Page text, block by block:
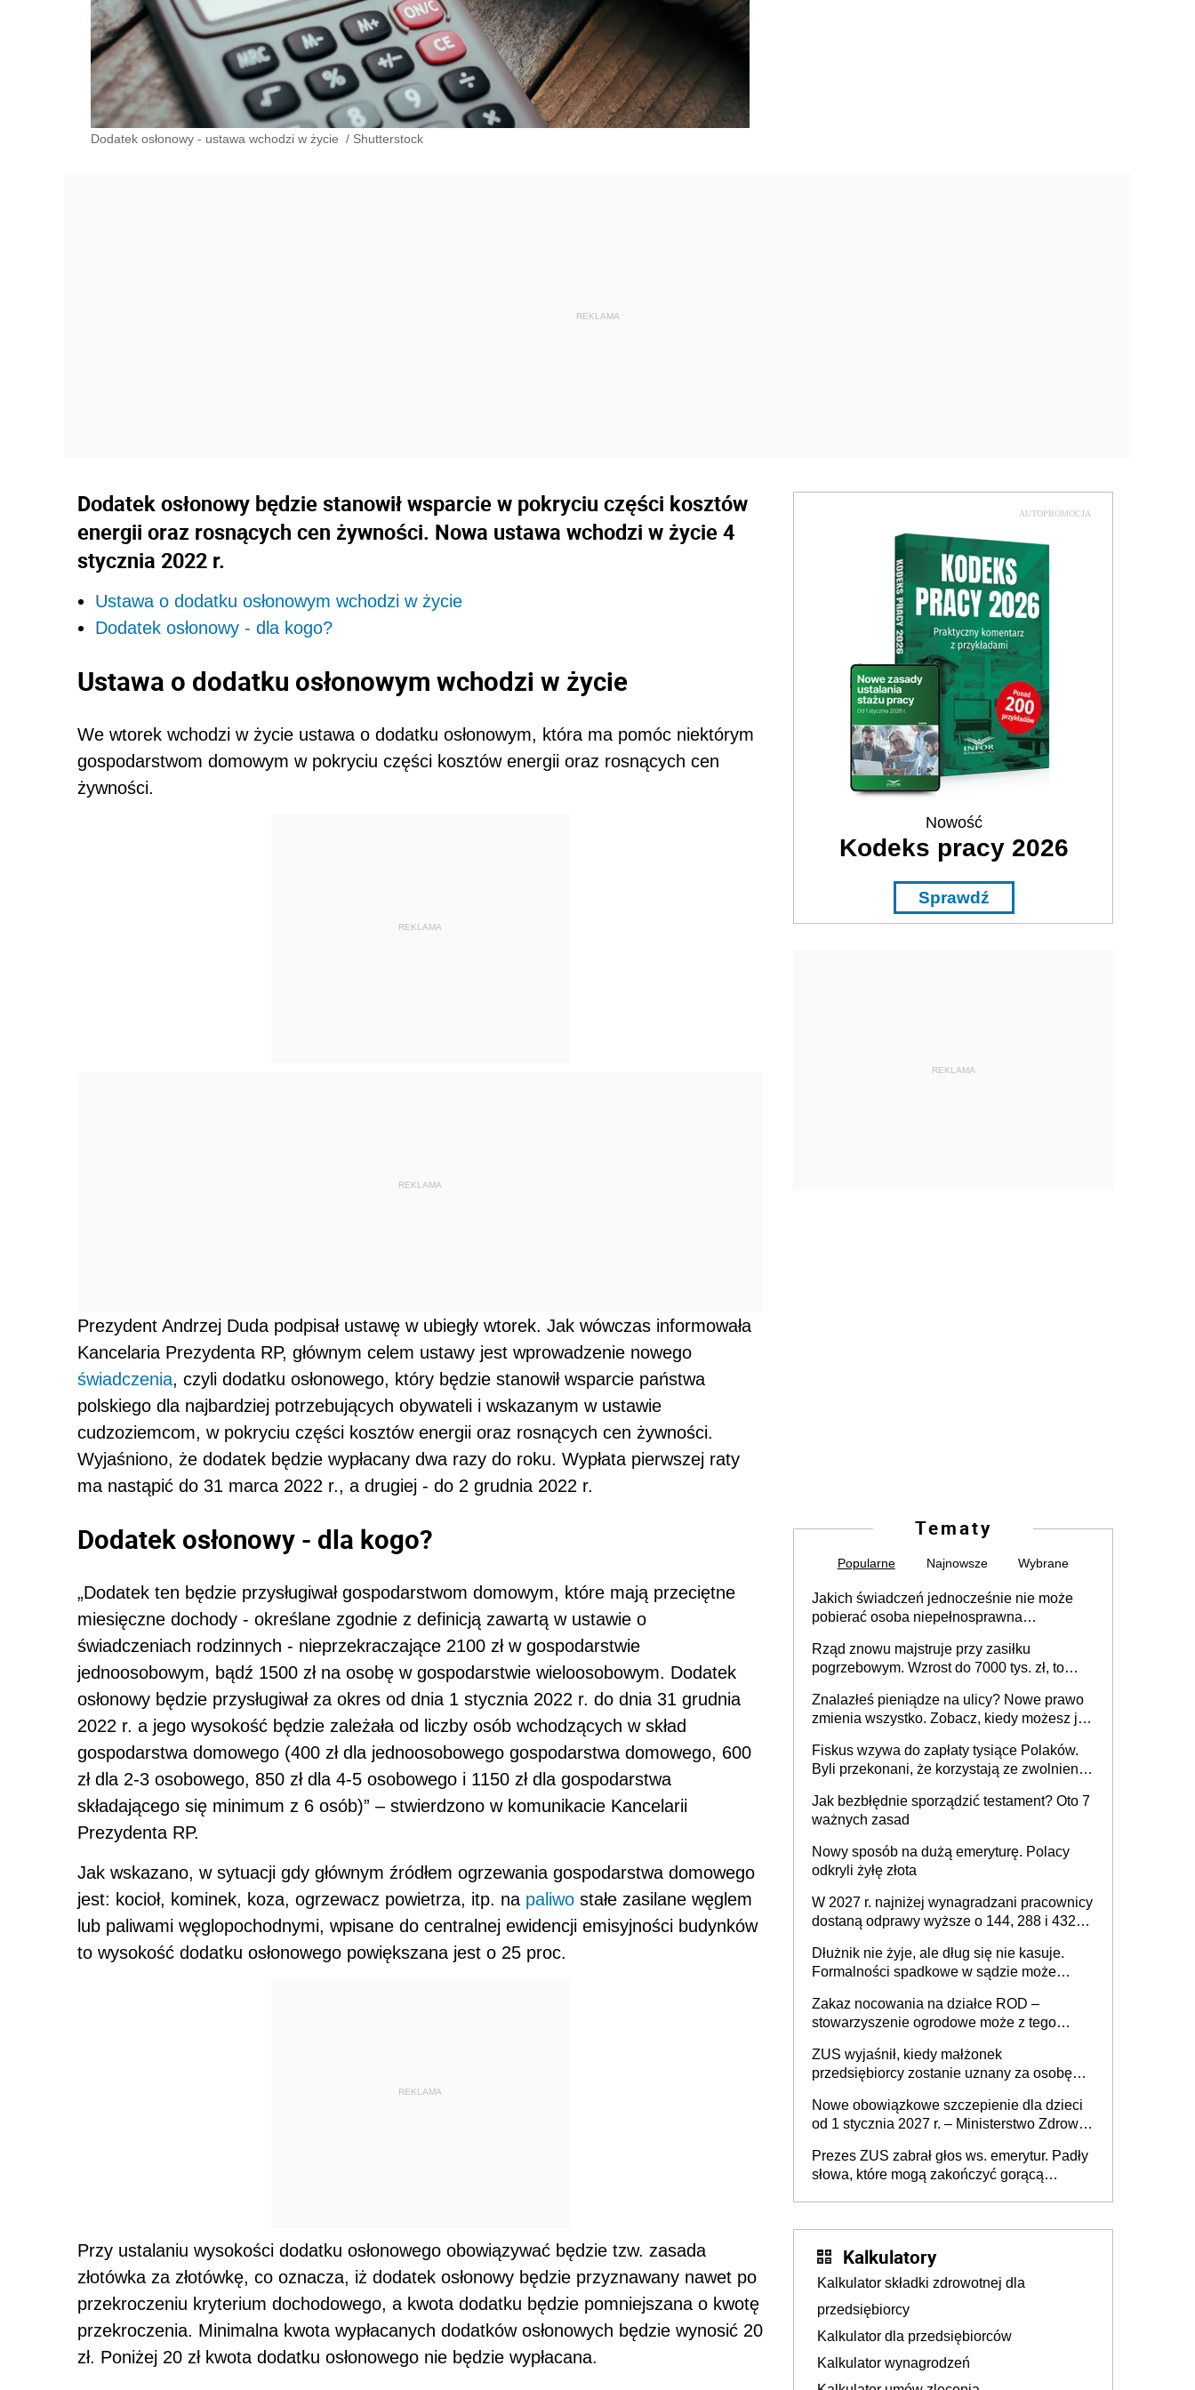
Dodatek osłonowy - ustawa wchodzi w życie / Shutterstock
Dodatek osłonowy będzie stanowił wsparcie w pokryciu części kosztów
energii oraz rosnących cen żywności. Nowa ustawa wchodzi w życie 4
stycznia 2022 r.
Ustawa o dodatku osłonowym wchodzi w życie
Dodatek osłonowy - dla kogo?
Ustawa o dodatku osłonowym wchodzi w życie
We wtorek wchodzi w życie ustawa o dodatku osłonowym, która ma pomóc niektórym
gospodarstwom domowym w pokryciu części kosztów energii oraz rosnących cen
żywności.
REKLAMA
REKLAMA
Prezydent Andrzej Duda podpisał ustawę w ubiegły wtorek. Jak wówczas informowała
Kancelaria Prezydenta RP, głównym celem ustawy jest wprowadzenie nowego
świadczenia, czyli dodatku osłonowego, który będzie stanowił wsparcie państwa
polskiego dla najbardziej potrzebujących obywateli i wskazanym w ustawie
cudzoziemcom, w pokryciu części kosztów energii oraz rosnących cen żywności.
Wyjaśniono, że dodatek będzie wypłacany dwa razy do roku. Wypłata pierwszej raty
ma nastąpić do 31 marca 2022 r., a drugiej - do 2 grudnia 2022 r.
Dodatek osłonowy - dla kogo?
„Dodatek ten będzie przysługiwał gospodarstwom domowym, które mają przeciętne
miesięczne dochody - określane zgodnie z definicją zawartą w ustawie o
świadczeniach rodzinnych - nieprzekraczające 2100 zł w gospodarstwie
jednoosobowym, bądź 1500 zł na osobę w gospodarstwie wieloosobowym. Dodatek
osłonowy będzie przysługiwał za okres od dnia 1 stycznia 2022 r. do dnia 31 grudnia
2022 r. a jego wysokość będzie zależała od liczby osób wchodzących w skład
gospodarstwa domowego (400 zł dla jednoosobowego gospodarstwa domowego, 600
zł dla 2-3 osobowego, 850 zł dla 4-5 osobowego i 1150 zł dla gospodarstwa
składającego się minimum z 6 osób)” – stwierdzono w komunikacie Kancelarii
Prezydenta RP.
Jak wskazano, w sytuacji gdy głównym źródłem ogrzewania gospodarstwa domowego
jest: kocioł, kominek, koza, ogrzewacz powietrza, itp. na paliwo stałe zasilane węglem
lub paliwami węglopochodnymi, wpisane do centralnej ewidencji emisyjności budynków
to wysokość dodatku osłonowego powiększana jest o 25 proc.
REKLAMA
Przy ustalaniu wysokości dodatku osłonowego obowiązywać będzie tzw. zasada
złotówka za złotówkę, co oznacza, iż dodatek osłonowy będzie przyznawany nawet po
przekroczeniu kryterium dochodowego, a kwota dodatku będzie pomniejszana o kwotę
przekroczenia. Minimalna kwota wypłacanych dodatków osłonowych będzie wynosić 20
zł. Poniżej 20 zł kwota dodatku osłonowego nie będzie wypłacana.
AUTOPROMOCJA
Nowość
Kodeks pracy 2026
Sprawdź
REKLAMA
Tematy
Popularne Najnowsze Wybrane
Jakich świadczeń jednocześnie nie może
pobierać osoba niepełnosprawna
Rząd znowu majstruje przy zasiłku
pogrzebowym. Wzrost do 7000 tys. zł, to
Znalazłeś pieniądze na ulicy? Nowe prawo
zmienia wszystko. Zobacz, kiedy możesz je
Fiskus wzywa do zapłaty tysiące Polaków.
Byli przekonani, że korzystają ze zwolnienia
Jak bezbłędnie sporządzić testament? Oto 7
ważnych zasad
Nowy sposób na dużą emeryturę. Polacy
odkryli żyłę złota
W 2027 r. najniżej wynagradzani pracownicy
dostaną odprawy wyższe o 144, 288 i 432
Dłużnik nie żyje, ale dług się nie kasuje.
Formalności spadkowe w sądzie może
zmarłego
Zakaz nocowania na działce ROD –
stowarzyszenie ogrodowe może z tego
działki (wypowiedzieć dzierżawę)?
ZUS wyjaśnił, kiedy małżonek
przedsiębiorcy zostanie uznany za osobę
Nowe obowiązkowe szczepienie dla dzieci
od 1 stycznia 2027 r. – Ministerstwo Zdrowia
2027 r.
Prezes ZUS zabrał głos ws. emerytur. Padły
słowa, które mogą zakończyć gorącą
Kalkulatory
Kalkulator składki zdrowotnej dla
przedsiębiorcy
Kalkulator dla przedsiębiorców
Kalkulator wynagrodzeń